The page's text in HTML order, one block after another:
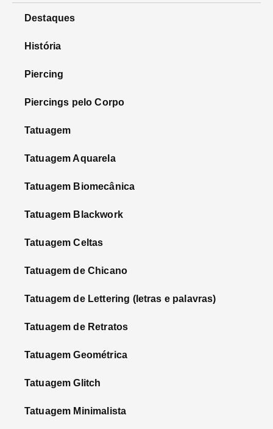
Destaques
História
Piercing
Piercings pelo Corpo
Tatuagem
Tatuagem Aquarela
Tatuagem Biomecânica
Tatuagem Blackwork
Tatuagem Celtas
Tatuagem de Chicano
Tatuagem de Lettering (letras e palavras)
Tatuagem de Retratos
Tatuagem Geométrica
Tatuagem Glitch
Tatuagem Minimalista